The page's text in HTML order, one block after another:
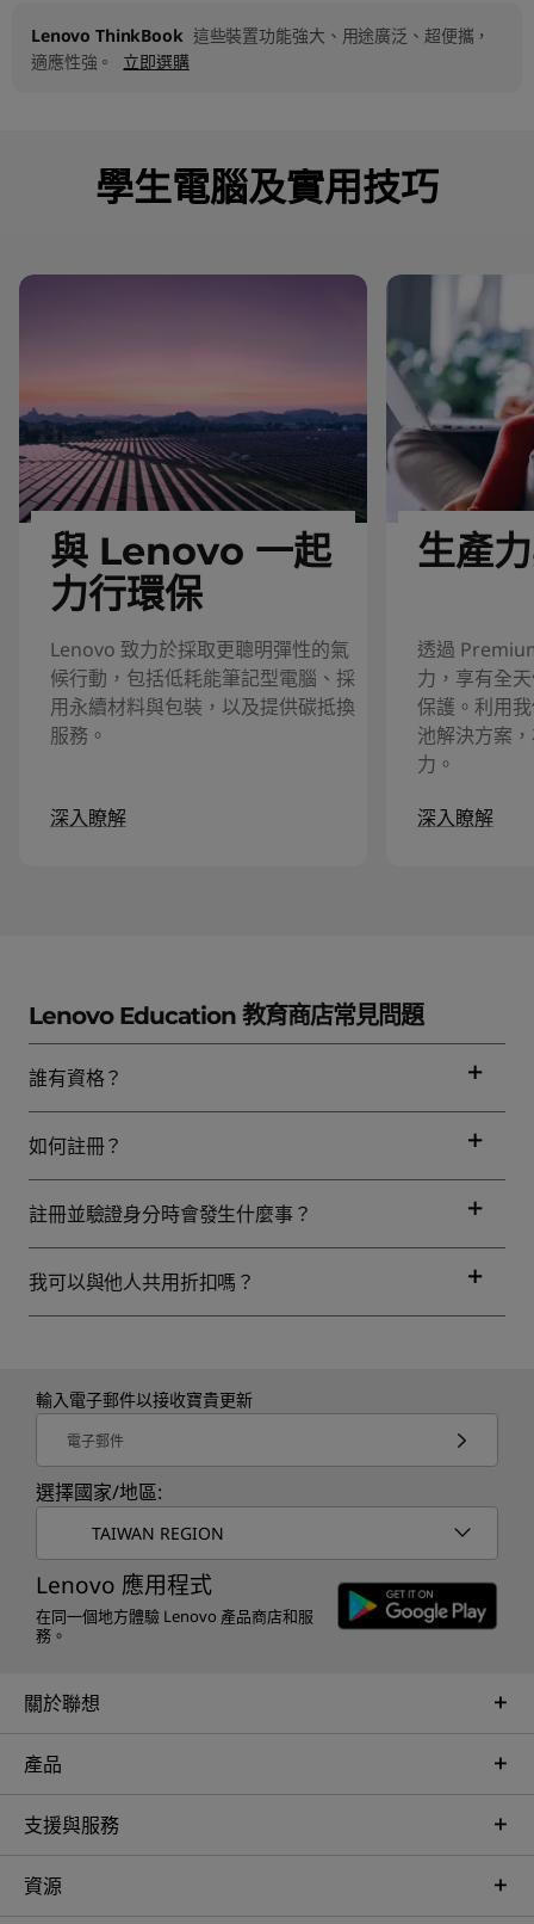
Lenovo ThinkBook 這些裝置功能強大、用途廣泛、超便攜，
適應性強。
立即選購
學生電腦及實用技巧
與 Lenovo 一起
力行環保
Lenovo 致力於採取更聰明彈性的氣
候行動，包括低耗能筆記型電腦、採
用永續材料與包裝，以及提供碳抵換
服務。
深入瞭解
生產
透過
力，享有全
保護。利用
池解決方案
力。
深入瞭解
Lenovo Education 教育商店常見問題
誰有資格？
如何註冊？
註冊並驗證身分時會發生什麼事？
我可以與他人共用折扣嗎？
輸入電子郵件以接收寶貴更新
電子郵件
選擇國家/地區:
TAIWAN REGION
Lenovo 應用程式
在同一個地方體驗 Lenovo 產品商店和服
務。
關於聯想
產品
支援與服務
資源